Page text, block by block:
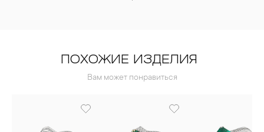
ПОХОЖИЕ ИЗДЕЛИЯ
Вам может понравиться